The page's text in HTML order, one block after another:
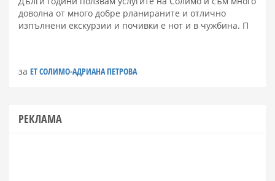
доволна от много добре рланираните и отлично
изпълнени екскурзии и почивки е нот и в чужбина. П
за ЕТ СОЛИМО-АДРИАНА ПЕТРОВА
РЕКЛАМА